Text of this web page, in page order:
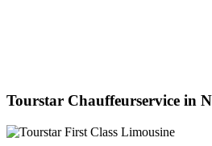
Tourstar Chauffeurservice in